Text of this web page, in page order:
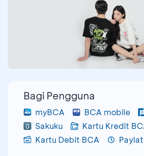
Bagi Pengguna
myBCA BCA mobile
Sakuku
Kartu Kredit
Kartu Debit BCA